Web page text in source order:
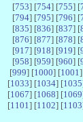
[753] [754] [755] [
[794] [795] [796] [
[835] [836] [837] [
[876] [877] [878] [
[917] [918] [919] [
[958] [959] [960] [
[999] [1000] [1001
[1033] [1034] [1035
[1067] [1068] [1069
[1101 ] [1102] [1103